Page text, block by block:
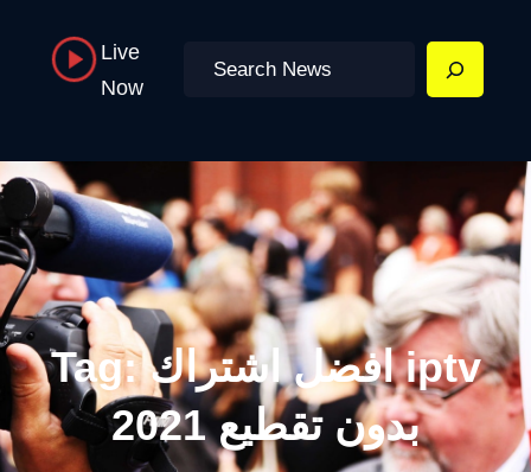
Live
Now
Search
Tag:افضل اشتراك iptv
بدون تقطيع 2021